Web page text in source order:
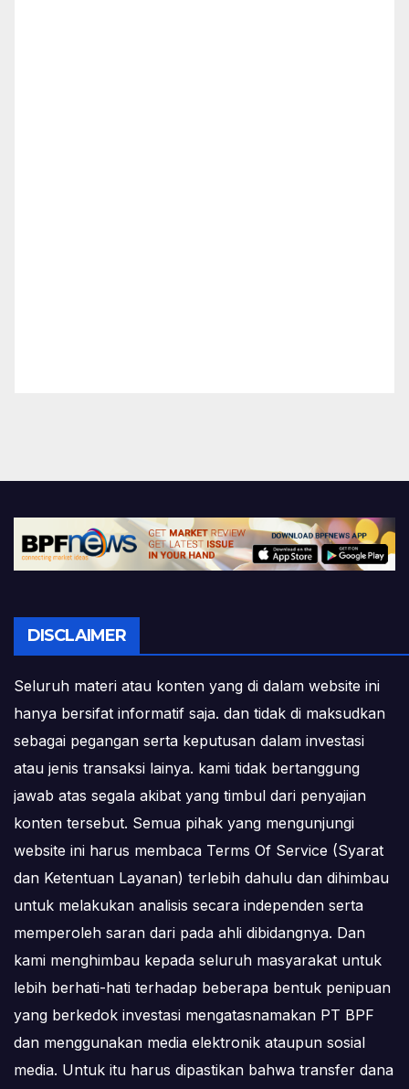
DISCLAIMER
Seluruh materi atau konten yang di dalam website ini
hanya bersifat informatif saja. dan tidak di maksudkan
sebagai pegangan serta keputusan dalam investasi
atau jenis transaksi lainya. kami tidak bertanggung
jawab atas segala akibat yang timbul dari penyajian
konten tersebut. Semua pihak yang mengunjungi
website ini harus membaca Terms Of Service (Syarat
dan Ketentuan Layanan) terlebih dahulu dan dihimbau
untuk melakukan analisis secara independen serta
memperoleh saran dari pada ahli dibidangnya. Dan
kami menghimbau kepada seluruh masyarakat untuk
lebih berhati-hati terhadap beberapa bentuk penipuan
yang berkedok investasi mengatasnamakan PT BPF
dan menggunakan media elektronik ataupun sosial
media. Untuk itu harus dipastikan bahwa transfer dana